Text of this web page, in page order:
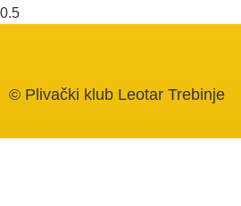
© Plivački klub Leotar Trebinje